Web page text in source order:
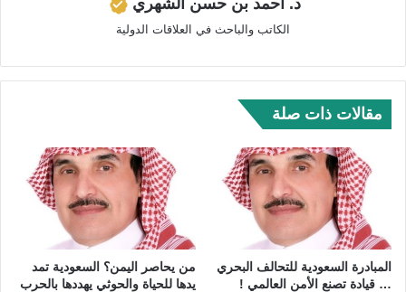
الكاتب والباحث في العلاقات الدولية
مقالات ذات صلة
المبادرة السعودية للتحالف البحري
… قيادة تصنع الأمن العالمي !
من يحاصر اليمن؟ السعودية تمد
يدها للحياة والحوثي يهددها بالحرب